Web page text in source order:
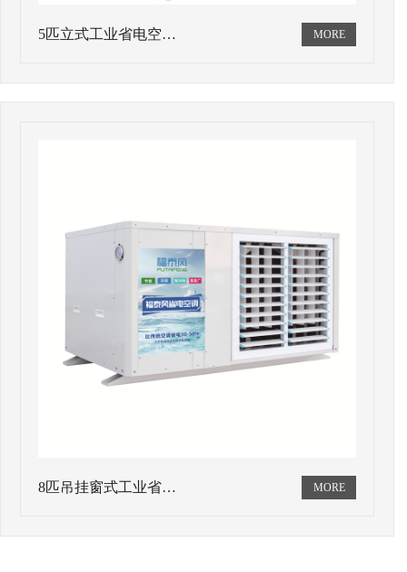
5匹立式工业省电空…
8匹吊挂窗式工业省…